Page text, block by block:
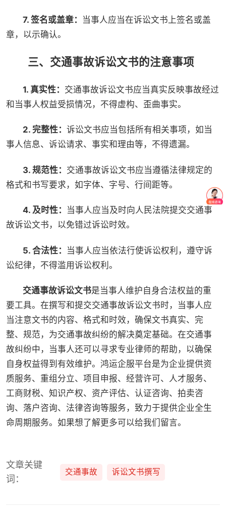
7. 签名或盖章： 当事人应当在诉讼文书上签名或盖
章，以示确认。
三、交通事故诉讼文书的注意事项
1. 真实性： 交通事故诉讼文书应当真实反映事故经过
和当事人权益受损情况，不得虚构、歪曲事实。
2. 完整性：诉讼文书应当包括所有相关事项，如当
事人信息、诉讼请求、事实和理由等，不得遗漏。
3. 规范性： 交通事故诉讼文书应当遵循法律规定的
格式和书写要求，如字体、字号、行间距等。
4. 及时性： 当事人应当及时向人民法院提交交通事
故诉讼文书，以免错过诉讼时效。
5. 合法性： 当事人应当依法行使诉讼权利，遵守诉
讼纪律，不得滥用诉讼权利。
交通事故诉讼文书是当事人维护自身合法权益的重
要工具。在撰写和提交交通事故诉讼文书时，当事人应
当注意文书的内容、格式和时效，确保文书真实、完
整、规范，为交通事故纠纷的解决奠定基础。在交通事
故纠纷中，当事人还可以寻求专业律师的帮助，以确保
自身权益得到有效维护。鸿运企服平台是为企业提供资
质服务、重组分立、项目申报、经营许可、人才服务、
工商财税、知识产权、资产评估、认证咨询、拍卖咨
询、落户咨询、法律咨询等服务，致力于提供企业全生
命周期服务。如果想了解更多可以给我们留言。
文章关键
词：
交通事故 诉讼文书撰写